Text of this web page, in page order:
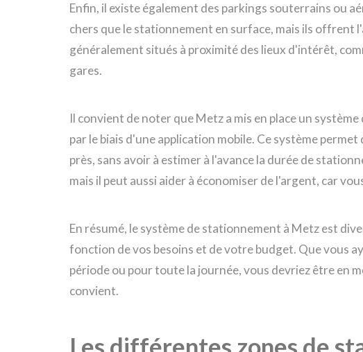
Enfin, il existe également des parkings souterrains ou
chers que le stationnement en surface, mais ils offrent
généralement situés à proximité des lieux d'intérêt,
gares.
Il convient de noter que Metz a mis en place un
par le biais d'une application mobile. Ce système
près, sans avoir à estimer à l'avance la durée de
mais il peut aussi aider à économiser de l'argent, car
En résumé, le système de stationnement à Metz est
fonction de vos besoins et de votre budget. Que vous
période ou pour toute la journée, vous devriez être en
convient.
Les différentes zones de